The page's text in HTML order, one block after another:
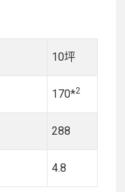
10坪
170*2
288
4.8